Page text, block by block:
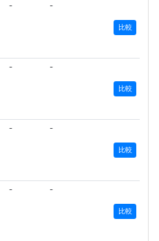
- -
比較
- -
比較
- -
比較
- -
比較